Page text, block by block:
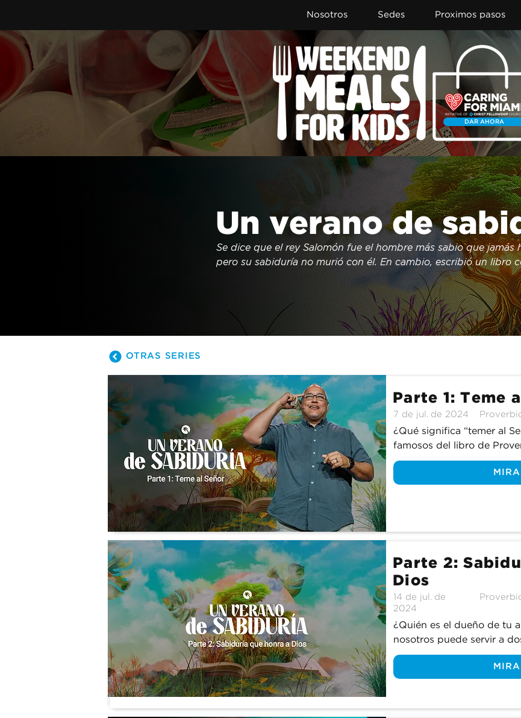
Nosotros Sedes Proximos pasos
DAR AHORA
Item List
Un verano de
Se dice que el rey Salomón fue el hombre más sabio que jamás
pero su sabiduría no murió con él. En cambio, escribió un libro
sabios consejos. ¿Qué tipo de consejos da el rey Salomón? ¿Es
demasiado “anticuada” para aplicarla a nuestras vidas hoy?
mientras estudiamos el libro de Proverbios.
OTRAS SERIES
Parte 1: Teme
7 de jul. de 2024
¿Qué significa “temer al
famosos del libro de
el principio de la
misericordioso, ¿por qué
Parte 2:
Dios
14 de jul. de
2024
¿Quién es el dueño de tu
nosotros puede servir a
refería específicamente al
nosotros mientras